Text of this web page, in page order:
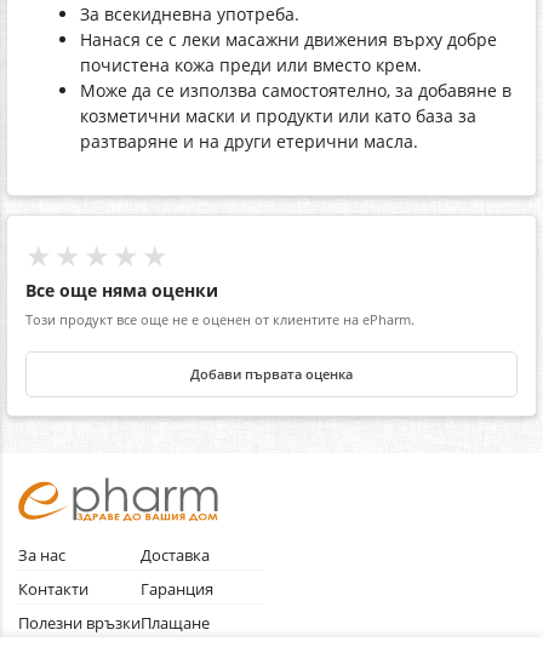
За всекидневна употреба.
Нанася се с леки масажни движения върху добре
почистена кожа преди или вместо крем.
Може да се използва самостоятелно, за добавяне в
козметични маски и продукти или като база за
разтваряне и на други етерични масла.
★★★★★
Все още няма оценки
Този продукт все още не е оценен от клиентите на ePharm.
Добави първата оценка
За нас
Контакти
Полезни връзки
Доставка
Гаранция
Плащане